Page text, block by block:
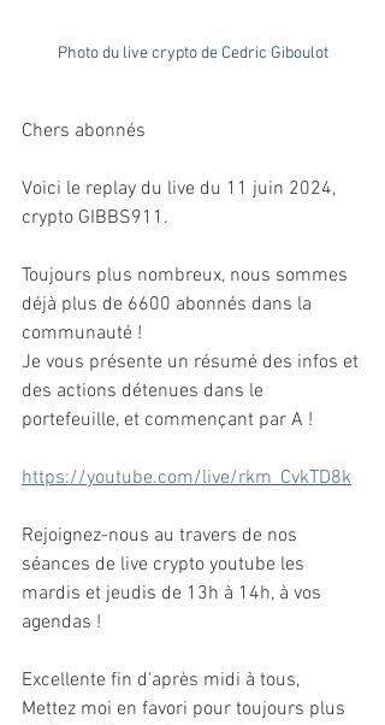
Photo du live crypto de Cedric Giboulot
Chers abonnés
Voici le replay du live du 11 juin 2024,
crypto GIBBS911.
Toujours plus nombreux, nous sommes
déjà plus de 6600 abonnés dans la
communauté !
Je vous présente un résumé des infos et
des actions détenues dans le
portefeuille, et commençant par A !
https://youtube.com/live/rkm_CvkTD8k
Rejoignez-nous au travers de nos
séances de live crypto youtube les
mardis et jeudis de 13h à 14h, à vos
agendas !
Excellente fin d'après midi à tous,
Mettez moi en favori pour toujours plus